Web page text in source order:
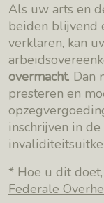
Als uw arts en
beiden blijvend
verklaren, kan
overmacht. Dan
presteren en
inschrijven in
* Hoe u dit
Federale